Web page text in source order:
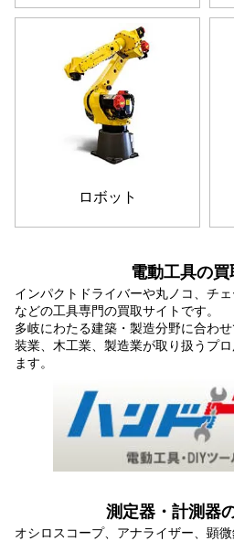
ロボット
電動工具の買
インパクトドライバーや丸ノコ、チ
などの工具専門の買取サイトです。
多岐にわたる建築・製造分野に合わ
装業、木工業、製造業が取り扱うプ
ます。
測定器・計測器
オシロスコープ、アナライザー、顕